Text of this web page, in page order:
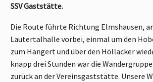
SSV Gaststätte.
Die Route führte Richtung Elmshausen,
Lautertalhalle vorbei, einmal um den
zum Hangert und über den Höllacker
knapp drei Stunden war die
zurück an der Vereinsgaststätte. Unsere